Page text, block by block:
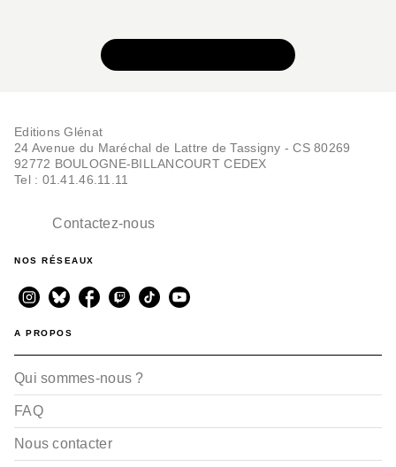
Editions Glénat
24 Avenue du Maréchal de Lattre de Tassigny - CS 80269
92772 BOULOGNE-BILLANCOURT CEDEX
Tel : 01.41.46.11.11
Contactez-nous
NOS RÉSEAUX
A PROPOS
Qui sommes-nous ?
FAQ
Nous contacter